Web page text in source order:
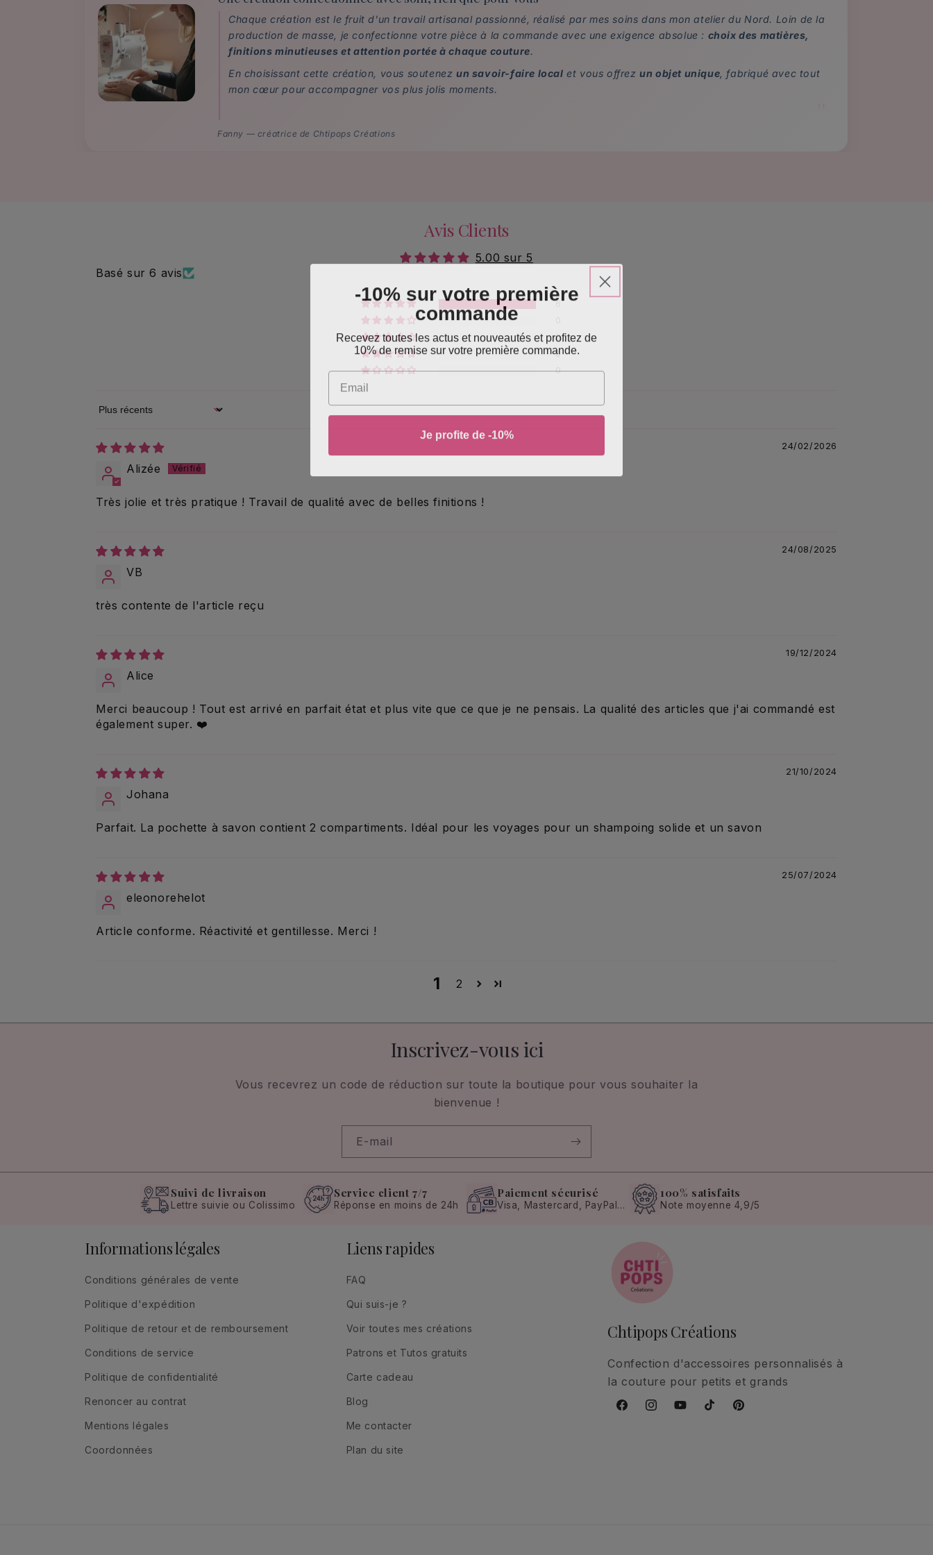
Chaque création est le fruit d'un travail artisanal passionné, réalisé par mes soins dans mon atelier du Nord. Loin de la
production de masse, je confectionne votre pièce à la commande avec une exigence absolue : choix des matières,
finitions minutieuses et attention portée à chaque couture.
En choisissant cette création, vous soutenez un savoir-faire local et vous offrezun objet unique, fabriqué avec tout
mon cœur pour accompagner vos plus jolis moments.
Fanny — créatrice de Chtipops Créations
Avis Clients
5.00 sur 5
Basé sur 6 avis
6
0
0
0
Sort by
24/02/2026
Alizée
Très jolie et très pratique ! Travail de qualité avec de belles finitions !
24/08/2025
VB
très contente de l'article reçu
19/12/2024
Alice
Merci beaucoup ! Tout est arrivé en parfait état et plus vite que ce que je ne pensais. La qualité des articles que j'ai commandé est
également super. ❤️
21/10/2024
Johana
Parfait. La pochette à savon contient 2 compartiments. Idéal pour les voyages pour un shampoing solide et un savon
25/07/2024
eleonorehelot
Article conforme. Réactivité et gentillesse. Merci !
1 2
Inscrivez-vous ici
Vous recevrez un code de réduction sur toute la boutique pour vous souhaiter la
bienvenue !
E-mail
Suivi de livraison
Lettre suivie ou Colissimo
Service client 7/7
Réponse en moins de 24h
Paiement sécurisé
Visa, Mastercard, PayPal...
100% satisfaits
Note moyenne 4,9/5
Informations légales
Conditions générales de vente
Politique d'expédition
Politique de retour et de remboursement
Conditions de service
Politique de confidentialité
Renoncer au contrat
Mentions légales
Coordonnées
Liens rapides
FAQ
Qui suis-je ?
Voir toutes mes créations
Patrons et Tutos gratuits
Carte cadeau
Blog
Me contacter
Plan du site
Chtipops Créations
Confection d'accessoires personnalisés à
la couture pour petits et grands
FacebookInstagramYouTubeTikTokPinterest
-10% sur votre première
commande
Recevez toutes les actus et nouveautés et profitez de
10% de remise sur votre première commande.
Email
Je profite de -10%